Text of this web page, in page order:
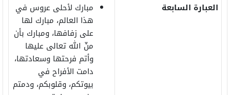
العبارة السابعة
مبارك لأحلى عروس في
هذا العالم، مبارك لها
على زفافها، ومبارك بأن
منّ الله تعالى عليها
وأتم فرحتها وسعادتها،
دامت الأفراح في
بيوتكم، وقلوبكم، ودمتم